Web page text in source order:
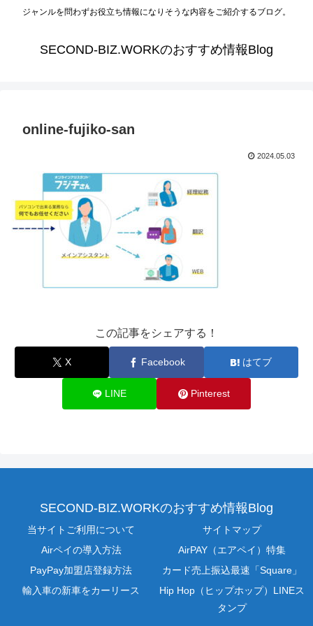
ジャンルを問わずお役立ち情報になりそうな内容をご紹介するブログ。
SECOND-BIZ.WORKのおすすめ情報Blog
online-fujiko-san
2024.05.03
この記事をシェアする！
X Facebook はてブ
LINE Pinterest
SECOND-BIZ.WORKのおすすめ情報Blog
当サイトご利用について
サイトマップ
Airペイの導入方法
AirPAY（エアペイ）特集
PayPay加盟店登録方法
カード売上振込最速「Square」
輸入車の新車をカーリース
Hip Hop（ヒップホップ）LINEス
タンプ